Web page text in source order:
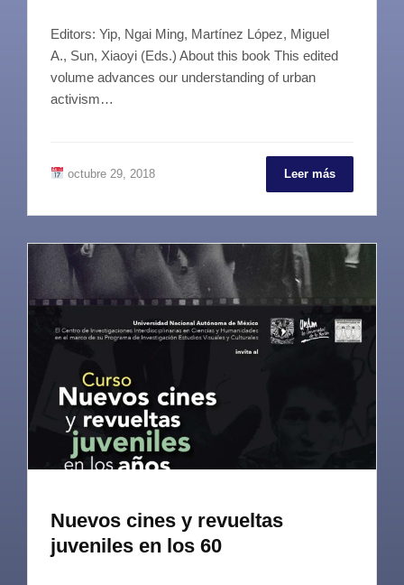
Editors: Yip, Ngai Ming, Martínez López, Miguel
A., Sun, Xiaoyi (Eds.) About this book This edited
volume advances our understanding of urban
activism…
octubre 29, 2018 Leer más
Nuevos cines y revueltas
juveniles en los 60